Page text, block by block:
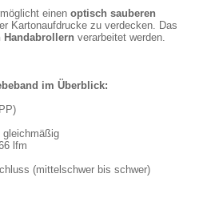
einen optisch sauberen
Kartonaufdrucke zu verdecken. Das
verarbeitet werden.
im Überblick:
lfm
(mittelschwer bis schwer)